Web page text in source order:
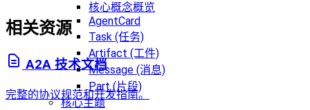
核心概念概览
AgentCard
Task (任务)
Artifact (工件)
Message (消息)
Part (片段)
核心主题
相关资源
A2A 技术文档
完整的协议规范和开发指南。